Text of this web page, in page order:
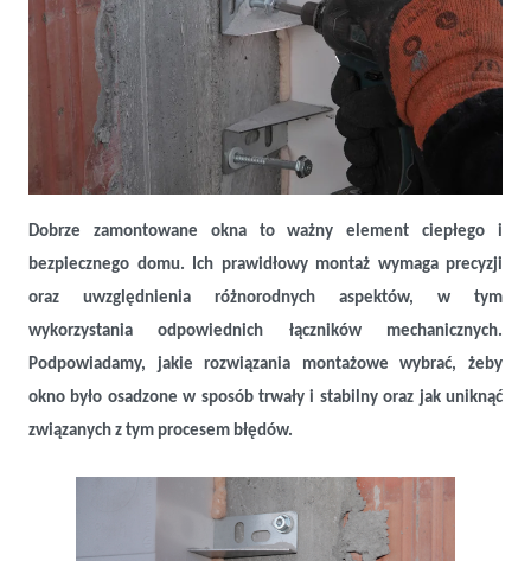
Dobrze zamontowane okna to ważny element ciepłego i
bezpiecznego domu. Ich prawidłowy montaż wymaga precyzji
oraz uwzględnienia różnorodnych aspektów, w tym
wykorzystania odpowiednich łączników mechanicznych.
Podpowiadamy, jakie rozwiązania montażowe wybrać, żeby
okno było osadzone w sposób trwały i stabilny oraz jak uniknąć
związanych z tym procesem błędów.